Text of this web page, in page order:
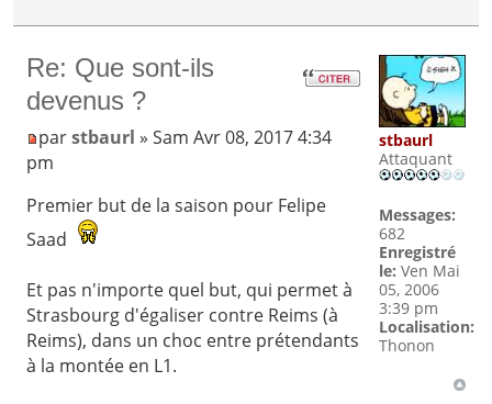
Re: Que sont-ils
devenus ?
parstbaurl » Sam Avr 08, 2017 4:34
pm
Premier but de la saison pour Felipe
Saad
Et pas n'importe quel but, qui permet à
Strasbourg d'égaliser contre Reims (à
Reims), dans un choc entre prétendants
à la montée en L1.
stbaurl
Attaquant
Messages:
682
Enregistré
le: Ven Mai
05, 2006
3:39 pm
Localisation:
Thonon